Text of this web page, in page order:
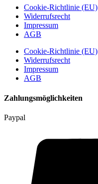
Cookie-Richtlinie (EU)
Widerrufsrecht
Impressum
AGB
Cookie-Richtlinie (EU)
Widerrufsrecht
Impressum
AGB
Zahlungsmöglichkeiten
Paypal